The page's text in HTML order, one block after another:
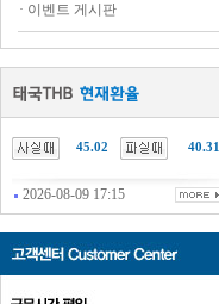
· 이벤트 게시판
45.02 40.31
2026-08-09 17:15